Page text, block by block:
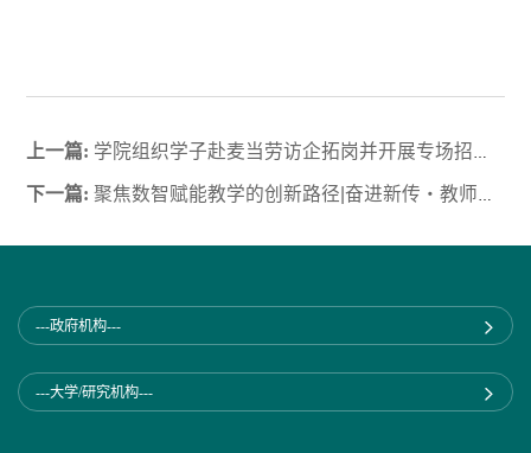
上一篇: 学院组织学子赴麦当劳访企拓岗并开展专场招聘会
下一篇: 聚焦数智赋能教学的创新路径|奋进新传・教师发展沙龙（第三期）成功举办
---政府机构---
---大学/研究机构---